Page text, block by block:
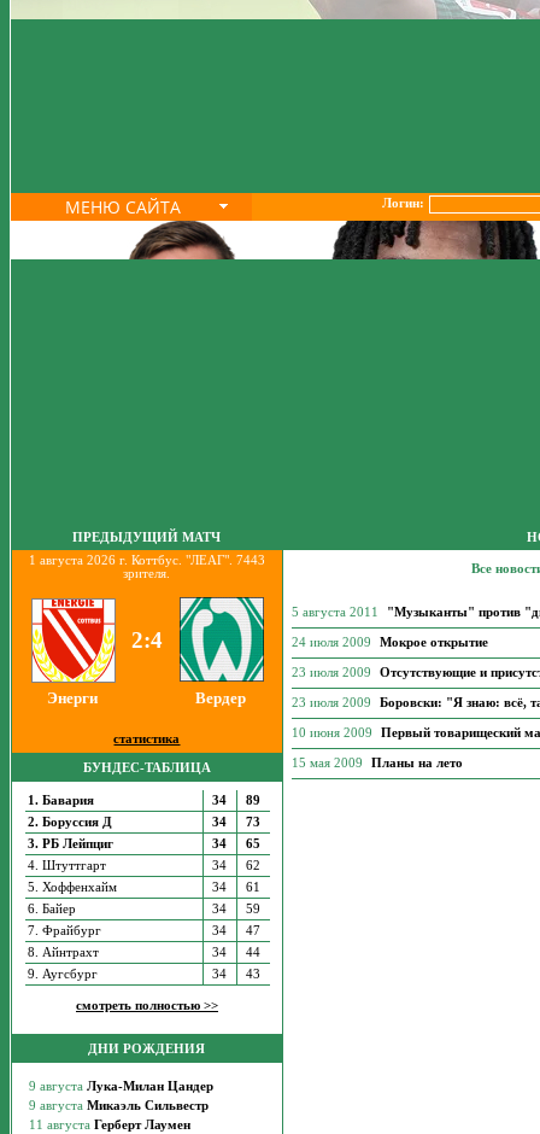
МЕНЮ САЙТА Логин:
ПРЕДЫДУЩИЙ МАТЧ
1 августа 2026 г. Коттбус. "ЛЕАГ". 7443
зрителя.
2:4
Энерги Вердер
статистика
БУНДЕС-ТАБЛИЦА
1. Бавария 34
89
2. Боруссия Д
34
73
3. РБ Лейпциг
34
65
4. Штуттгарт
34
62
5. Хоффенхайм
34
61
6. Байер
34
59
7. Фрайбург
34
47
8. Айнтрахт
34
44
9. Аугсбург
34 43
смотреть полностью >>
ДНИ РОЖДЕНИЯ
Все
5 августа 2011 "Музыканты" против
24 июля 2009 Мокрое открытие
23 июля 2009 Отсутствующие и
23 июля 2009 Боровски: "Я знаю: всё,
10 июня 2009 Первый товарищеский
15 мая 2009 Планы на лето